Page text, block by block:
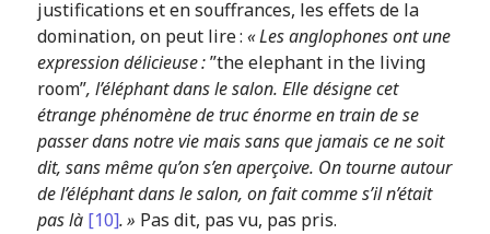
justifications et en souffrances, les effets de la
domination, on peut lire : « Les anglophones ont une
expression délicieuse :”the elephant in the living
room”, l’éléphant dans le salon. Elle désigne cet
étrange phénomène de truc énorme en train de se
passer dans notre vie mais sans que jamais ce ne soit
dit, sans même qu’on s’en aperçoive. On tourne autour
de l’éléphant dans le salon, on fait comme s’il n’était
pas là [10]. » Pas dit, pas vu, pas pris.